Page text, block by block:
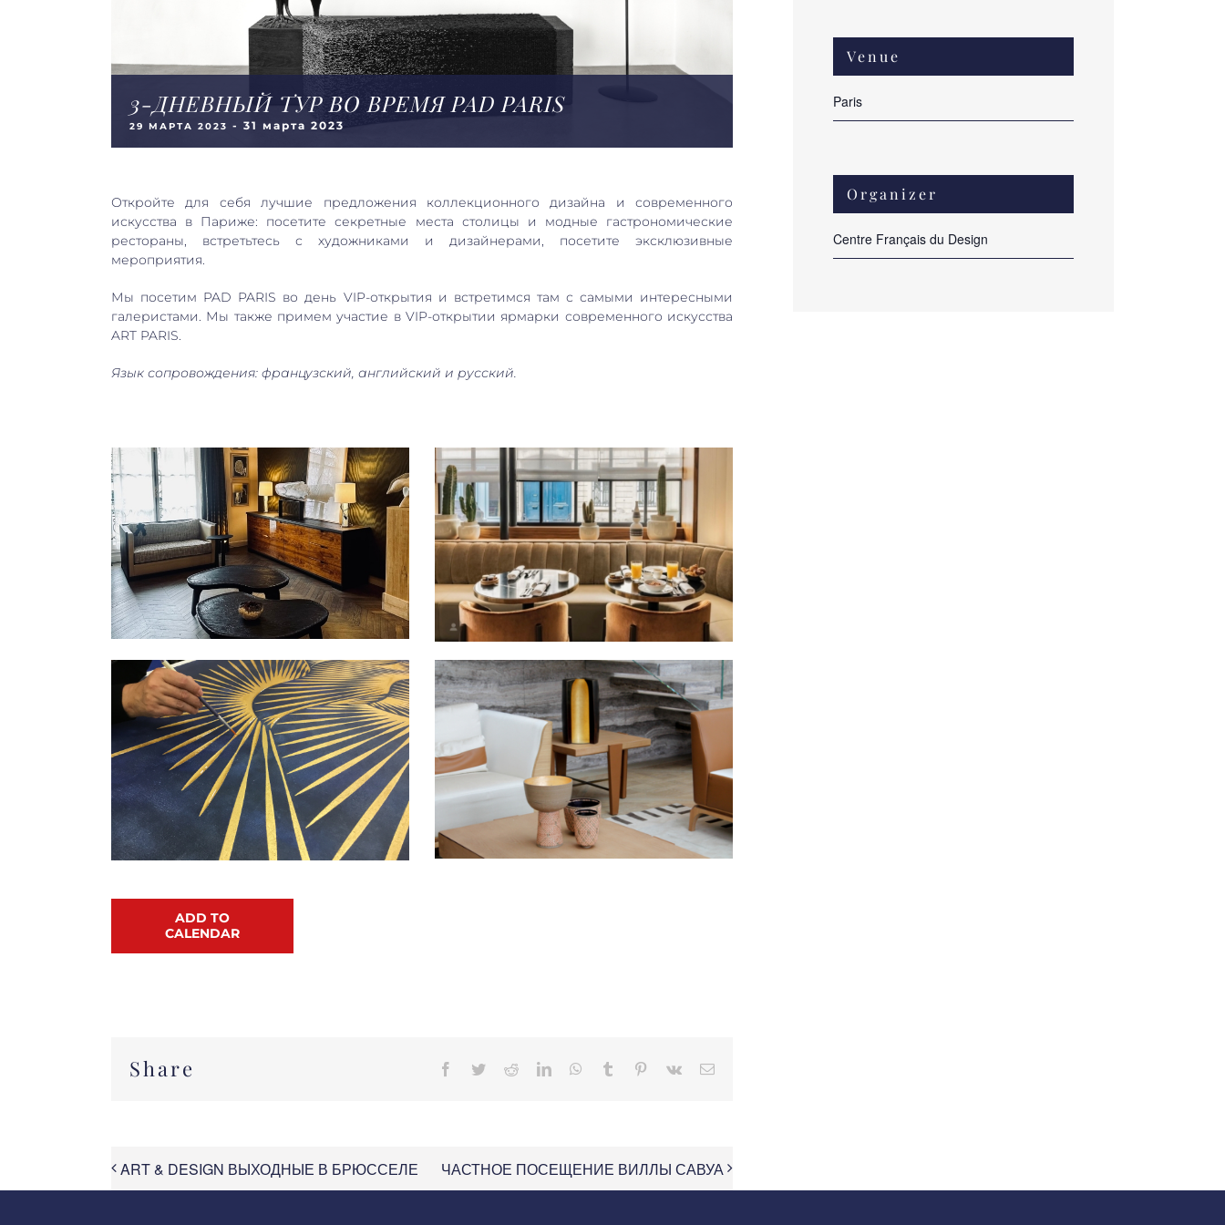
3-ДНЕВНЫЙ ТУР ВО ВРЕМЯ PAD PARIS
29 МАРТА 2023 - 31 марта 2023
Откройте для себя лучшие предложения коллекционного дизайна и современного
искусства в Париже: посетите секретные места столицы и модные гастрономические
рестораны, встретьтесь с художниками и дизайнерами, посетите эксклюзивные
мероприятия.
Мы посетим PAD PARIS во день VIP-открытия и встретимся там с самыми интересными
галеристами. Мы также примем участие в VIP-открытии ярмарки современного искусства
ART PARIS.
Язык сопровождения: французский, английский и русский.
ADD TO
CALENDAR
Share Facebook
TwitterRedditLinkedInWhatsApp
Tumblr Pinterest
Vk Email
ART & DESIGN ВЫХОДНЫЕ В БРЮССЕЛЕ ЧАСТНОЕ ПОСЕЩЕНИЕ ВИЛЛЫ САВУА
Venue
Paris
Organizer
Centre Français du Design